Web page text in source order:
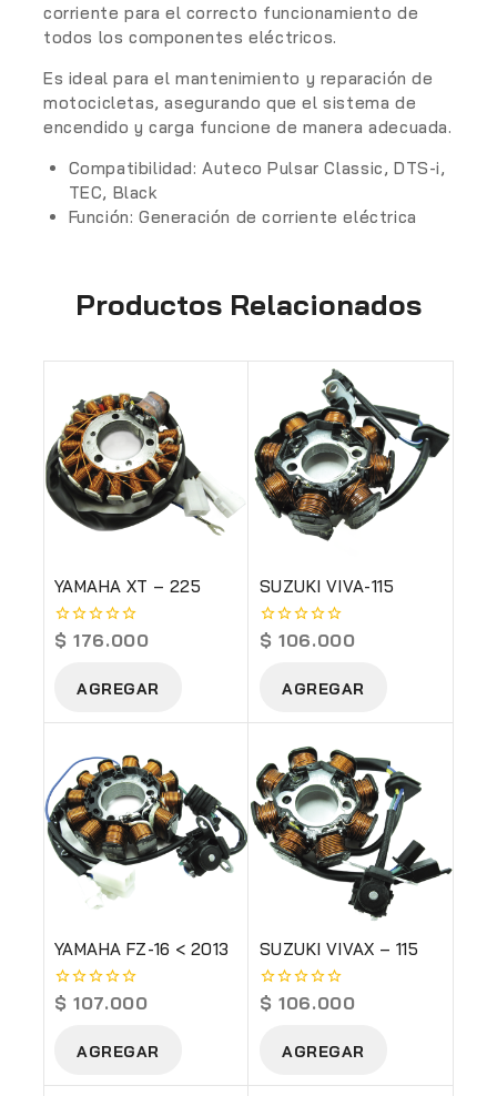
corriente para el correcto funcionamiento de
todos los componentes eléctricos.
Es ideal para el mantenimiento y reparación de
motocicletas, asegurando que el sistema de
encendido y carga funcione de manera adecuada.
Compatibilidad: Auteco Pulsar Classic, DTS-i,
TEC, Black
Función: Generación de corriente eléctrica
Productos Relacionados
YAMAHA XT – 225
0
out
$ 176.000
AGREGAR
SUZUKI VIVA-115
0
out
$ 106.000
AGREGAR
YAMAHA FZ-16 < 2013
0
out
$ 107.000
AGREGAR
SUZUKI VIVAX – 115
0
out
$ 106.000
AGREGAR